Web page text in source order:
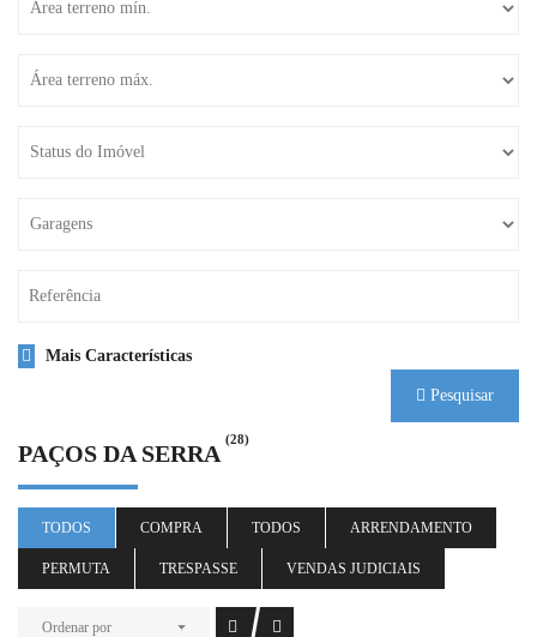
Mais Características
Pesquisar
PAÇOS DA SERRA
(28)
TODOS COMPRA TODOS ARRENDAMENTO
PERMUTA TRESPASSE VENDAS JUDICIAIS
Ordenar por